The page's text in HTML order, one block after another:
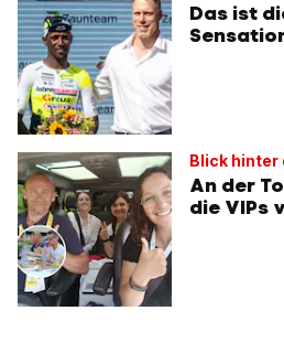
Das ist
Blick hinter
An der
die VIPs